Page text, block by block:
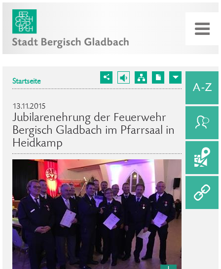
Startseite
13.11.2015
Jubilarenehrung der Feuerwehr
Bergisch Gladbach im Pfarrsaal in
Heidkamp